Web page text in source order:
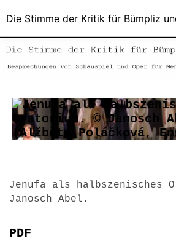
Jenufa als halbszenisches
Janosch Abel.
PDF
Die Stimme der Kritik für Bümpliz